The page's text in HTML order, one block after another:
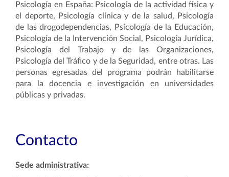
Psicología en España: Psicología de la actividad física y
el deporte, Psicología clínica y de la salud, Psicología
de las drogodependencias, Psicología de la Educación,
Psicología de la Intervención Social, Psicología Jurídica,
Psicología del Trabajo y de las Organizaciones,
Psicología del Tráfico y de la Seguridad, entre otras. Las
personas egresadas del programa podrán habilitarse
para la docencia e investigación en universidades
públicas y privadas.
Contacto
Sede administrativa: